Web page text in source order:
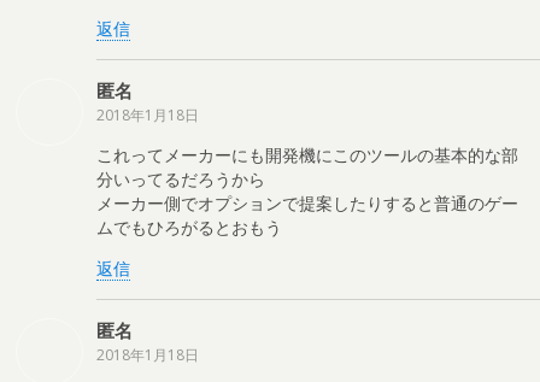
返信
匿名
2018年1月18日
これってメーカーにも開発機にこのツールの基本的な部
分いってるだろうから
メーカー側でオプションで提案したりすると普通のゲー
ムでもひろがるとおもう
返信
匿名
2018年1月18日